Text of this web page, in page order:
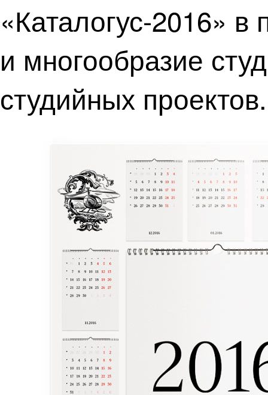
«Каталогус-2016»
и многообразие
студийных проектов.